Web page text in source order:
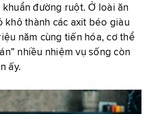
khuẩn đường ruột. Ở loài ăn
khô thành các axit béo giàu
năm cùng tiến hóa, cơ thể
nhiều nhiệm vụ sống còn
ấy.